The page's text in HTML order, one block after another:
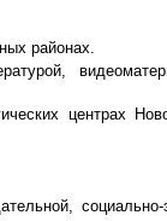
районах.
центрах
социально-